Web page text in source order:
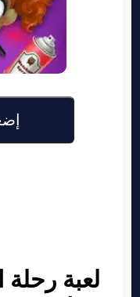
لعبة رحلة